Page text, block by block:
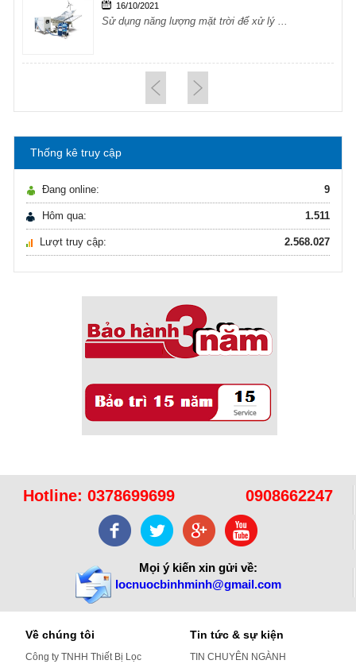
16/10/2021
Sử dụng năng lượng mặt trời để xử lý ...
Hướng dẫn lựa chọn máy lọc nước Gia ...
21/10/2021
Hướng dẫn lựa chọn máy lọc nước Gia ...
Ô nhiễm nguồn nước và vấn đề sức khỏe
Sử dụng năng lượng mặt trời để xử lý ...
Sử dụng năng lượng mặt trời để xử lý ...
Thống kê truy cập
Đang online: 9
Hôm qua: 1.511
Lượt truy cập: 2.568.027
Hotline: 0378699699 0908662247
Mọi ý kiến xin gửi về:
locnuocbinhminh@gmail.com
Về chúng tôi
Công ty TNHH Thiết Bị Lọc
Tin tức & sự kiện
TIN CHUYÊN NGÀNH